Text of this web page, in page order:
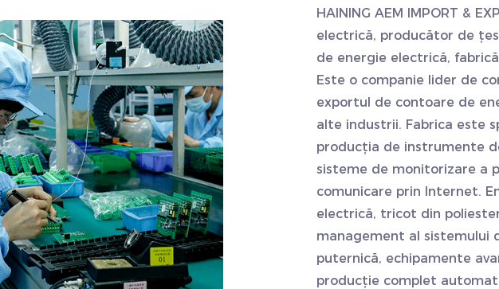
HAINING AEM IMPORT &
electrică, producător de
de energie electrică,
Este o companie lider de
exportul de contoare de
alte industrii. Fabrica este
producția de instrumente
sisteme de monitorizare a
comunicare prin Internet.
electrică, tricot din
management al sistemului
puternică, echipamente
producție complet